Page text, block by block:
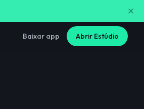
Baixar app Abrir Estúdio